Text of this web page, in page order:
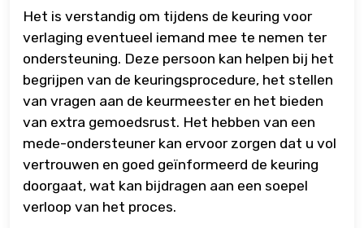
Het is verstandig om tijdens de keuring voor
verlaging eventueel iemand mee te nemen ter
ondersteuning. Deze persoon kan helpen bij het
begrijpen van de keuringsprocedure, het stellen
van vragen aan de keurmeester en het bieden
van extra gemoedsrust. Het hebben van een
mede-ondersteuner kan ervoor zorgen dat u vol
vertrouwen en goed geïnformeerd de keuring
doorgaat, wat kan bijdragen aan een soepel
verloop van het proces.